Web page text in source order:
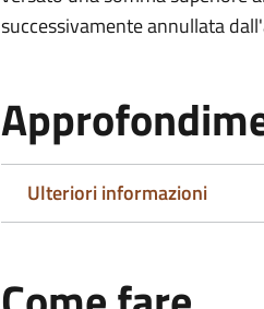
successivamente annullata
Ulteriori informazioni